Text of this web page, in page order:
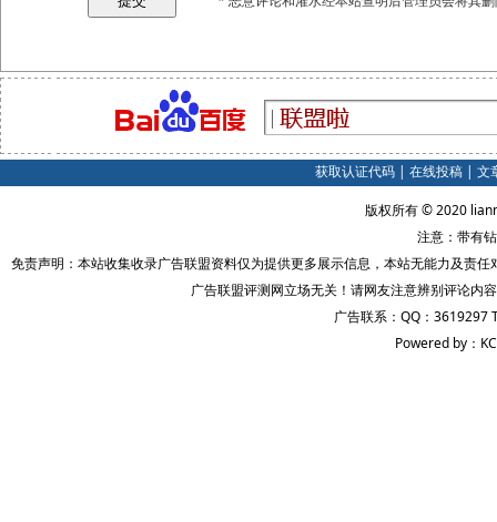
获取认证代码| 在线投稿| 文
版权所有 © 2020
注意：带有
免责声明：本站收集收录广告联盟资料仅为提供更多展示信息，本站无能力及责
广告联盟评测网立场无关！请网友注意辨别评论内
广告联系：QQ：3619297
Powered by：